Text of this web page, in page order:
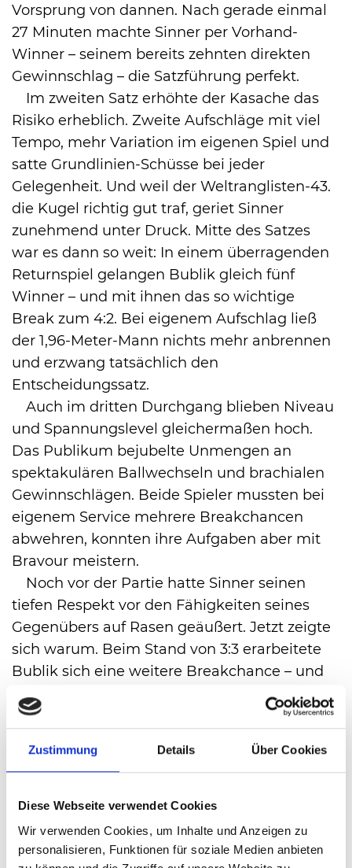
Zustimmung Details Über Cookies
Diese Webseite verwendet Cookies
Wir verwenden Cookies, um Inhalte und Anzeigen zu
personalisieren, Funktionen für soziale Medien anbieten
Vorsprung von dannen. Nach gerade einmal
27 Minuten machte Sinner per Vorhand-
Winner – seinem bereits zehnten direkten
Gewinnschlag – die Satzführung perfekt.
Im zweiten Satz erhöhte der Kasache das
Risiko erheblich. Zweite Aufschläge mit viel
Tempo, mehr Variation im eigenen Spiel und
satte Grundlinien-Schüsse bei jeder
Gelegenheit. Und weil der Weltranglisten-43.
die Kugel richtig gut traf, geriet Sinner
zunehmend unter Druck. Mitte des Satzes
war es dann so weit: In einem überragenden
Returnspiel gelangen Bublik gleich fünf
Winner – und mit ihnen das so wichtige
Break zum 4:2. Bei eigenem Aufschlag ließ
der 1,96-Meter-Mann nichts mehr anbrennen
und erzwang tatsächlich den
Entscheidungssatz.
Auch im dritten Durchgang blieben Niveau
und Spannungslevel gleichermaßen hoch.
Das Publikum bejubelte Unmengen an
spektakulären Ballwechseln und brachialen
Gewinnschlägen. Beide Spieler mussten bei
eigenem Service mehrere Breakchancen
abwehren, konnten ihre Aufgaben aber mit
Bravour meistern.
Noch vor der Partie hatte Sinner seinen
tiefen Respekt vor den Fähigkeiten seines
Gegenübers auf Rasen geäußert. Jetzt zeigte
sich warum. Beim Stand von 3:3 erarbeitete
Bublik sich eine weitere Breakchance – und
konnte mit einem überragenden Vorhand-
Passierball tatsächlich verwandeln. Beinahe
in der Schlussphase keine. Mit zwei
Bublik den größten Sieg seiner Karriere
humorlos perfekt.
Für Sinner endet damit der Traum von der